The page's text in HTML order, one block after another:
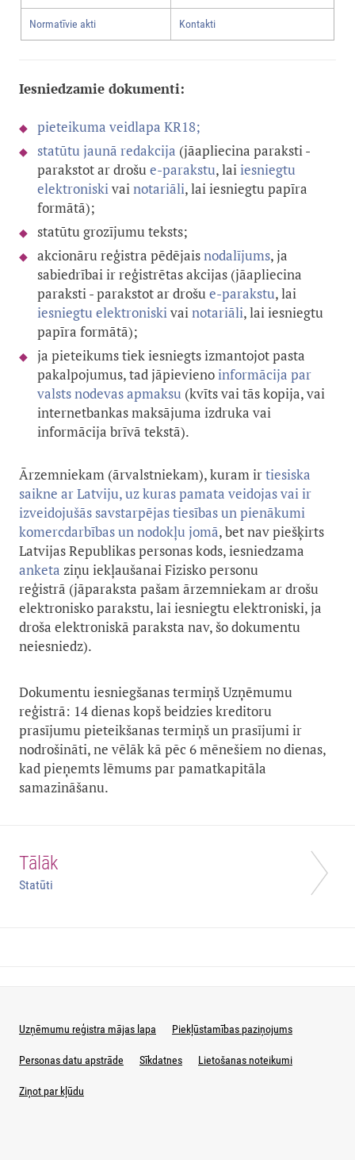
Normatīvie akti Kontakti
Iesniedzamie dokumenti:
pieteikuma veidlapa KR18;
statūtu jaunā redakcija (jāapliecina paraksti -
parakstot ar drošue-parakstu, laiiesniegtu
elektroniskivainotariāli, lai iesniegtu papīra
formātā);
statūtu grozījumu teksts;
akcionāru reģistra pēdējaisnodalījums, ja
sabiedrībai ir reģistrētas akcijas (jāapliecina
paraksti - parakstot ar drošue-parakstu, lai
iesniegtu elektroniskivainotariāli, lai iesniegtu
papīra formātā);
ja pieteikums tiek iesniegts izmantojot pasta
pakalpojumus, tad jāpievienoinformācija par
valsts nodevas apmaksu (kvīts vai tās kopija, vai
internetbankas maksājuma izdruka vai
informācija brīvā tekstā).
Ārzemniekam (ārvalstniekam), kuram irtiesiska
saikne ar Latviju, uz kuras pamata veidojas vai ir
izveidojušās savstarpējas tiesības un pienākumi
komercdarbības un nodokļu jomā, bet nav piešķirts
Latvijas Republikas personas kods, iesniedzama
anketa ziņu iekļaušanai Fizisko personu
reģistrā (jāparaksta pašam ārzemniekam ar drošu
elektronisko parakstu, lai iesniegtu elektroniski, ja
droša elektroniskā paraksta nav, šo dokumentu
neiesniedz).
Dokumentu iesniegšanas termiņš Uzņēmumu
reģistrā: 14 dienas kopš beidzies kreditoru
prasījumu pieteikšanas termiņš un prasījumi ir
nodrošināti, ne vēlāk kā pēc 6 mēnešiem no dienas,
kad pieņemts lēmums par pamatkapitāla
samazināšanu.
Tālāk
Statūti
Uzņēmumu reģistra mājas lapa Piekļūstamības paziņojums
Personas datu apstrāde Sīkdatnes Lietošanas noteikumi
Ziņot par kļūdu